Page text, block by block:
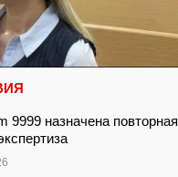
9999 назначена повторная